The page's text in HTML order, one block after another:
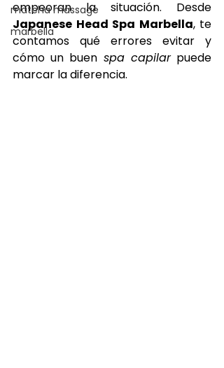
matcha massage
marbella
Japanese Head Spa Marbella, te
contamos qué errores evitar y
cómo un buen spa capilar puede
marcar la diferencia.